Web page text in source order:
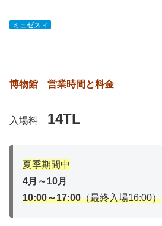
ミュゼスィ
博物館 営業時間と料金
入場料 14TL
夏季期間中
4月～10月
10:00～17:00（最終入場16:00）